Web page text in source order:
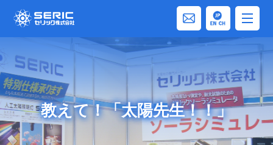
教えて！「太陽先生！！」